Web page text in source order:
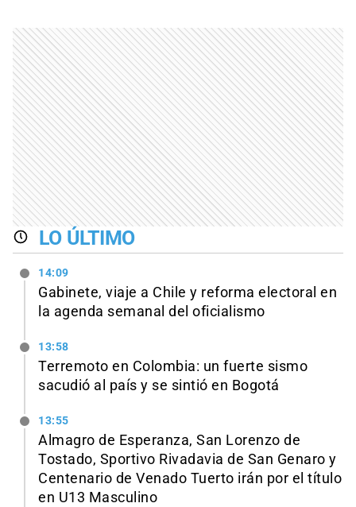
LO ÚLTIMO
14:09
Gabinete, viaje a Chile y reforma electoral en
la agenda semanal del oficialismo
13:58
Terremoto en Colombia: un fuerte sismo
sacudió al país y se sintió en Bogotá
13:55
Almagro de Esperanza, San Lorenzo de
Tostado, Sportivo Rivadavia de San Genaro y
Centenario de Venado Tuerto irán por el título
en U13 Masculino